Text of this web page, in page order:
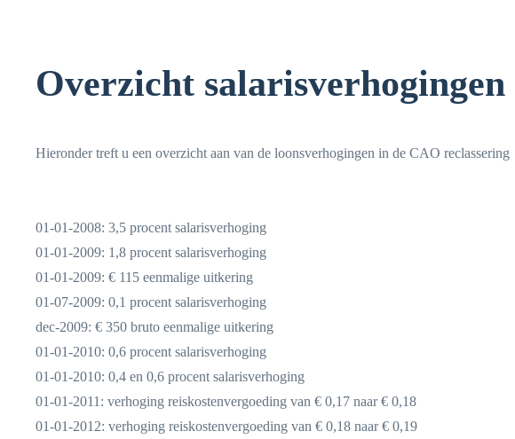
Overzicht
Hieronder treft u een overzicht aan van de loonsverhogingen in de CAO reclassering
01-01-2008: 3,5 procent salarisverhoging
01-01-2009: 1,8 procent salarisverhoging
01-01-2009: € 115 eenmalige uitkering
01-07-2009: 0,1 procent salarisverhoging
dec-2009: € 350 bruto eenmalige uitkering
01-01-2010: 0,6 procent salarisverhoging
01-01-2010: 0,4 en 0,6 procent salarisverhoging
01-01-2011: verhoging reiskostenvergoeding van € 0,17 naar € 0,18
01-01-2012: verhoging reiskostenvergoeding van € 0,18 naar € 0,19